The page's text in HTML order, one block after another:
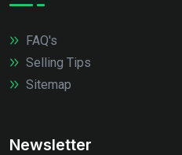
FAQ's
Selling Tips
Sitemap
Newsletter